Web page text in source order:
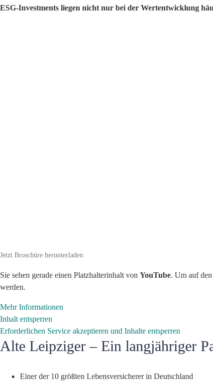
ESG-Investments liegen nicht nur bei der Wertentwicklung
Jetzt Broschüre herunterladen
Sie sehen gerade einen Platzhalterinhalt von YouTube. Um auf
werden.
Mehr Informationen
Inhalt entsperren
Erforderlichen Service akzeptieren und Inhalte entsperren
Alte Leipziger – Ein langjähriger
Einer der 10 größten Lebensversicherer in Deutschland